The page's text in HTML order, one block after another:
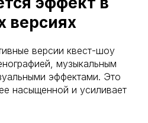
версиях
версии квест-шоу
музыкальным
эффектами. Это
насыщенной и усиливает